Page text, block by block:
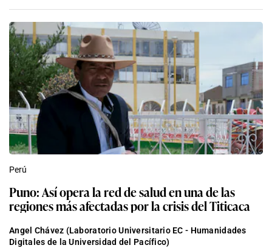
Perú
Puno: Así opera la red de salud en una de las
regiones más afectadas por la crisis del Titicaca
Angel Chávez (Laboratorio Universitario EC - Humanidades
Digitales de la Universidad del Pacífico)